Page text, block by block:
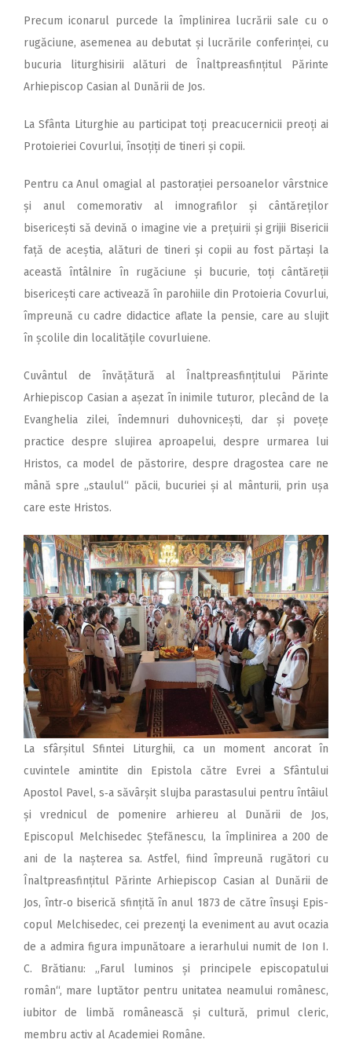
Precum iconarul purcede la împlinirea lucrării sale cu o
rugăciune, asemenea au debutat și lucrările conferinței, cu
bucuria liturghisirii alături de Înaltpreasfințitul Părinte
Arhiepiscop Casian al Dunării de Jos.
La Sfânta Liturghie au participat toți preacucernicii preoți ai
Protoieriei Covurlui, însoțiți de tineri și copii.
Pentru ca Anul omagial al pastorației persoanelor vârstnice
și anul comemorativ al imnografilor și cântăreților
bisericești să devină o imagine vie a prețuirii și grijii Bisericii
față de aceștia, alături de tineri și copii au fost părtași la
această întâlnire în rugăciune și bucurie, toți cântăreții
bisericești care activează în parohiile din Protoieria Covurlui,
împreună cu cadre didactice aflate la pensie, care au slujit
în școlile din localitățile covurluiene.
Cuvântul de învățătură al Înaltpreasfințitului Părinte
Arhiepiscop Casian a așezat în inimile tuturor, plecând de la
Evanghelia zilei, îndemnuri duhovnicești, dar și povețe
practice despre slujirea aproapelui, despre urmarea lui
Hristos, ca model de păstorire, despre dragostea care ne
mână spre „staulul“ păcii, bucuriei și al mânturii, prin ușa
care este Hristos.
La sfârșitul Sfintei Liturghii, ca un moment ancorat în
cuvintele amintite din Epistola către Evrei a Sfântului
Apostol Pavel, s‑a săvârșit slujba parastasului pentru întâiul
și vrednicul de pomenire arhiereu al Dunării de Jos,
Episcopul Melchisedec Ștefănescu, la împlinirea a 200 de
ani de la nașterea sa. Astfel, fiind împreună rugători cu
Înaltpreasfințitul Părinte Arhiepis­cop Casian al Dunării de
Jos, într‑o biserică sfințită în anul 1873 de către însuşi Epis­
copul Melchisedec, cei prezenţi la eveniment au avut ocazia
de a admira figura impunătoare a ierarhului numit de Ion I.
C. Brătia­nu: „Farul luminos și principele episcopatului
român“, mare luptător pentru unitatea neamului românesc,
iubitor de limbă românească și cultură, primul cleric,
membru activ al Academiei Române.